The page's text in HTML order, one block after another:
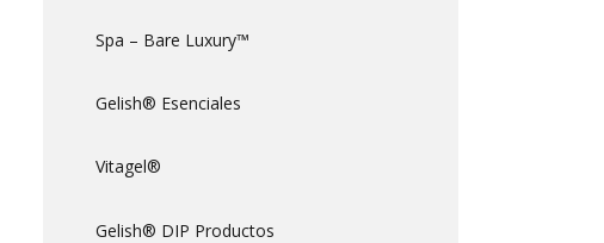
Spa – Bare Luxury™
Gelish® Esenciales
Vitagel®
Gelish® DIP Productos